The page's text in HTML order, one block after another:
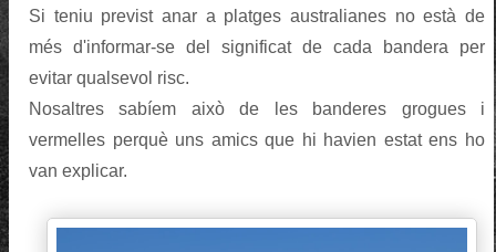
Si teniu previst anar a platges australianes no està de
més d'informar-se del significat de cada bandera per
evitar qualsevol risc.
Nosaltres sabíem això de les banderes grogues i
vermelles perquè uns amics que hi havien estat ens ho
van explicar.